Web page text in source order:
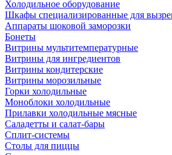
Холодильное оборудование
Шкафы специализированные для
Аппараты шоковой заморозки
Бонеты
Витрины мультитемпературные
Витрины для ингредиентов
Витрины кондитерские
Витрины морозильные
Горки холодильные
Моноблоки холодильные
Прилавки холодильные мясные
Саладетты и салат-бары
Сплит-системы
Столы для пиццы